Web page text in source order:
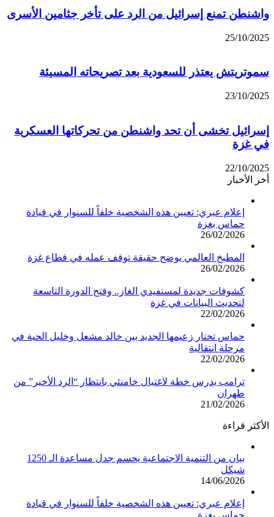
واشنطن تمنع إسرائيل من الرد على تأخر جثامين الأسرى
25/10/2025
سموتريتش يعتذر للسعودية بعد تصريحاته المسيئة
23/10/2025
إسرائيل تخشى أن تحد واشنطن من تحركاتها العسكرية
في غزة
22/10/2025
أخر الأخبار
إعلام عبري: تعيين هذه الشخصية خلفاً للسنوار في قيادة
حماس بغزة
26/02/2026
المطبخ العالمي يوضح حقيقة توقف عمله في قطاع غزة
26/02/2026
كشوفات جديدة لمستفيدي الغاز.. وفتح الدورة التاسعة
لتحديث البيانات في غزة
22/02/2026
حماس تختار زعيمها الجديد بين خالد مشعل وخليل الحية في
مرحلة انتقالية
22/02/2026
ترامب يدرس خطة لاغتيال خامنئي بانتظار “الرد الأخير” من
طهران
21/02/2026
الأكثر قراءة
بيان من التنمية الاجتماعية يحسم جدل مساعدة الـ 1250
شيكل
14/06/2026
إعلام عبري: تعيين هذه الشخصية خلفاً للسنوار في قيادة
حماس بغزة